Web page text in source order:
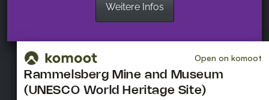
Weitere Infos